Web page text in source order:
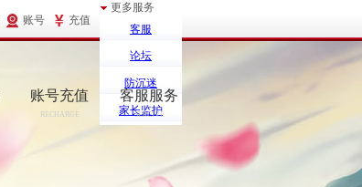
账号 充值
更多服务
客服
论坛
防沉迷
家长监护
账号充值
RECHARGE
客服服务
SERCIVE